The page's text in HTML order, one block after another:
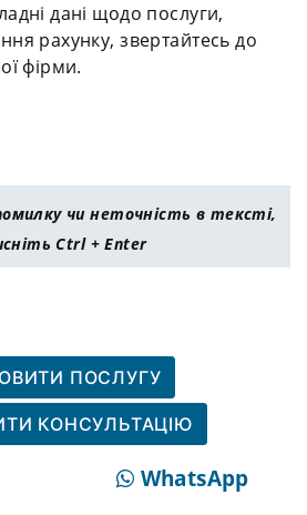
дані щодо послуги,
рахунку, звертайтесь до
фірми.
чи неточність в тексті,
Ctrl + Enter
ПОСЛУГУ
КОНСУЛЬТАЦІЮ
WhatsApp